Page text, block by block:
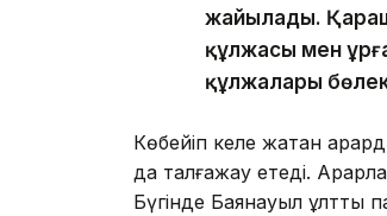
жайылады.
құлжасы мен
құлжалары
Көбейіп келе жатқан
да талғажау етеді.
Бүгінде Баянауыл ұлттық